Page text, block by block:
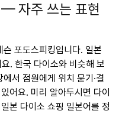
자주 쓰는 표현
포도스피킹입니다. 일본
. 한국 다이소와 비슷해 보
서 점원에게 위치 묻기·결
어요. 미리 알아두시면 다이
본 다이소 쇼핑 일본어를 정